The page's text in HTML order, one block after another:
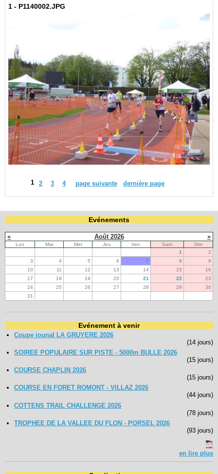
1 - P1140002.JPG
1 2 3 4 page suivante dernière page
Evénements
« Août 2026 »
Lun Mar Mer Jeu Ven Sam
Dim
1
2
3
4 5 6 7 8
9
10
11 12 13 14 15
16
17
18 19 20 21 22
23
24
25 26 27 28 29
30
31
Evénement à venir
Coupe jounal LA GRUYERE 2026
(14 jours)
SOIREE POPULAIRE SUR PISTE - 5000m BULLE 2026
(15 jours)
COURSE CHAPLIN 2026
(15 jours)
COURSE EN FORET ROMONT - VILLAZ 2026
(44 jours)
COTTENS TRAIL CHALLENGE 2026
(78 jours)
TROPHEE DE LA VALLEE DU FLON - PORSEL 2026
(93 jours)
en lire plus